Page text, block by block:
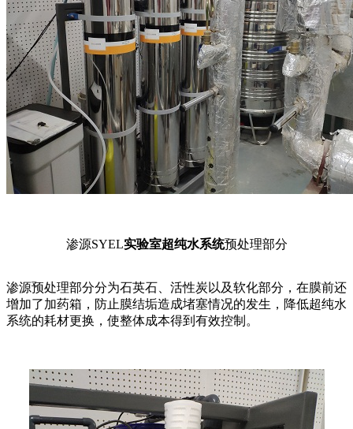
渗源SYEL实验室超纯水系统预处理部分
渗源预处理部分分为石英石、活性炭以及软化部分，在膜前还
增加了加药箱，防止膜结垢造成堵塞情况的发生，降低超纯水
系统的耗材更换，使整体成本得到有效控制。